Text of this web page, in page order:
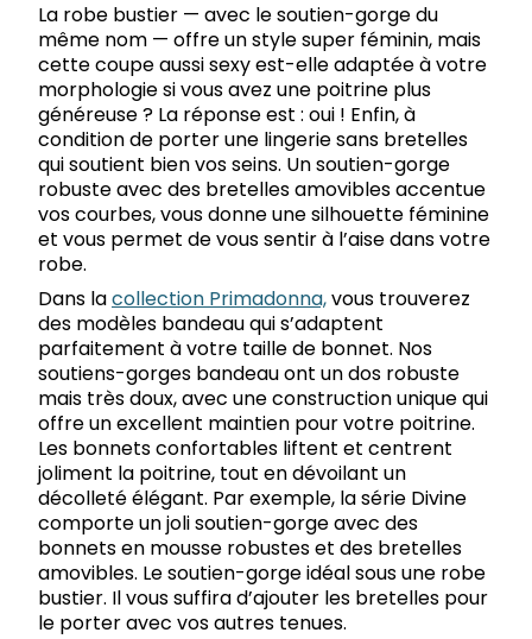
La robe bustier — avec le soutien-gorge du
même nom — offre un style super féminin, mais
cette coupe aussi sexy est-elle adaptée à votre
morphologie si vous avez une poitrine plus
généreuse ? La réponse est : oui ! Enfin, à
condition de porter une lingerie sans bretelles
qui soutient bien vos seins. Un soutien-gorge
robuste avec des bretelles amovibles accentue
vos courbes, vous donne une silhouette féminine
et vous permet de vous sentir à l’aise dans votre
robe.
Dans lacollection Primadonna,vous trouverez
des modèles bandeau qui s’adaptent
parfaitement à votre taille de bonnet. Nos
soutiens-gorges bandeau ont un dos robuste
mais très doux, avec une construction unique qui
offre un excellent maintien pour votre poitrine.
Les bonnets confortables liftent et centrent
joliment la poitrine, tout en dévoilant un
décolleté élégant. Par exemple, la série Divine
comporte un joli soutien-gorge avec des
bonnets en mousse robustes et des bretelles
amovibles. Le soutien-gorge idéal sous une robe
bustier. Il vous suffira d’ajouter les bretelles pour
le porter avec vos autres tenues.